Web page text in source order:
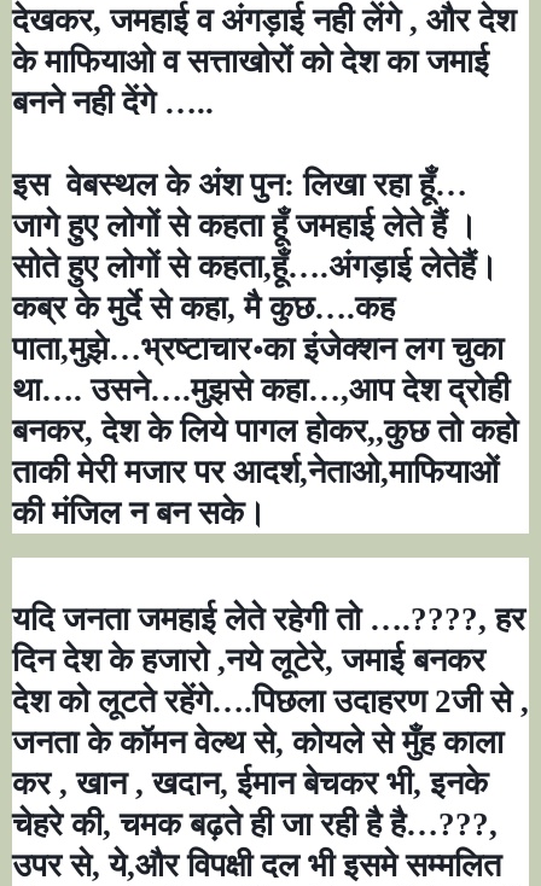
देखकर,जमहाई व अंगड़ाई नही लेंगे , और देश
के माफियाओ व सत्ताखोरों को देश का जमाई
बनने नही देंगे …..
इस वेबस्थल के अंश पुन: लिखा रहा हूँ…
जागे हुए लोगों से कहता हूँ जमहाई लेते हैं ।
सोते हुए लोगों से कहता,हूँ….अंगड़ाई लेतेहैं।
कब्र के मुर्दे से कहा,मै कुछ….कह
पाता,मुझे…भ्रष्टाचार॰का इंजेक्शन लग चुका
था….उसने….मुझसे कहा…,आप देश द्रोही
बनकर,देश के लिये पागल होकर,,कुछ तो कहो
ताकी मेरी मजार पर आदर्श,नेताओ,माफियाओं
की मंजिल न बन सके।
यदि जनता जमहाई लेते रहेगी तो ….????,हर
दिन देश के हजारो ,नये लूटेरे,जमाई बनकर
देश को लूटते रहेंगे….पिछला उदाहरण 2जी से ,
जनता के कॉमन वेल्थ से,कोयले से मुँह काला
कर ,खान ,खदान,ईमान बेचकर भी,इनके
चेहरे की,चमक बढ़ते ही जा रही है है…???,
उपर से,ये,और विपक्षी दल भी इसमे सम्मलित